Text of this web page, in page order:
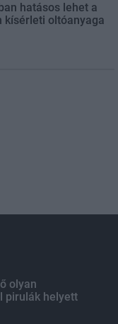
hatásos lehet a
kísérleti oltóanyaga
olyan
pirulák helyett